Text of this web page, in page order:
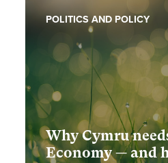
Why Cymru
Economy — and
POLITICS AND POLICY